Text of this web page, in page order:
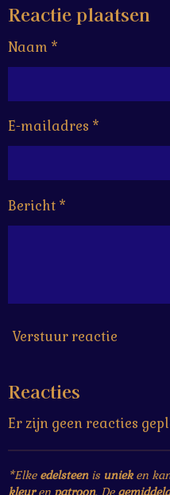
e
n
l
r
e
e
n
Reactie plaatsen
Naam *
E-mailadres *
Bericht *
Verstuur reactie
Reacties
Er zijn geen reacties
*Elke edelsteenis unieken
kleuren patroon. De